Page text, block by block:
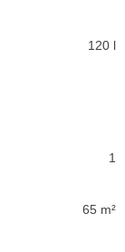
120 l
1
65 m²